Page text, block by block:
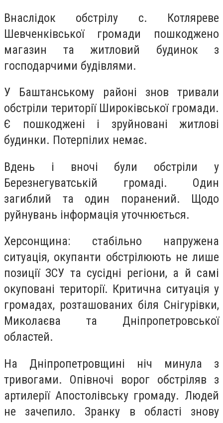
Внаслідок обстрілу с. Котляреве
Шевченківської громади пошкоджено
магазин та житловий будинок з
господарчими будівлями.
У Баштанському районі знов тривали
обстріли території Широківської громади.
Є пошкоджені і зруйновані житлові
будинки. Потерпілих немає.
Вдень і вночі були обстріли у
Березнегуватській громаді. Один
загиблий та один поранений. Щодо
руйнувань інформація уточнюється.
Херсонщина: стабільно напружена
ситуація, окупанти обстрілюють не лише
позиції ЗСУ та сусідні регіони, а й самі
окуповані території. Критична ситуація у
громадах, розташованих біля Снігурівки,
Миколаєва та Дніпропетровської
областей.
На Дніпропетровщині ніч минула з
тривогами. Опівночі ворог обстріляв з
артилерії Апостолівську громаду. Людей
не зачепило. Зранку в області знову